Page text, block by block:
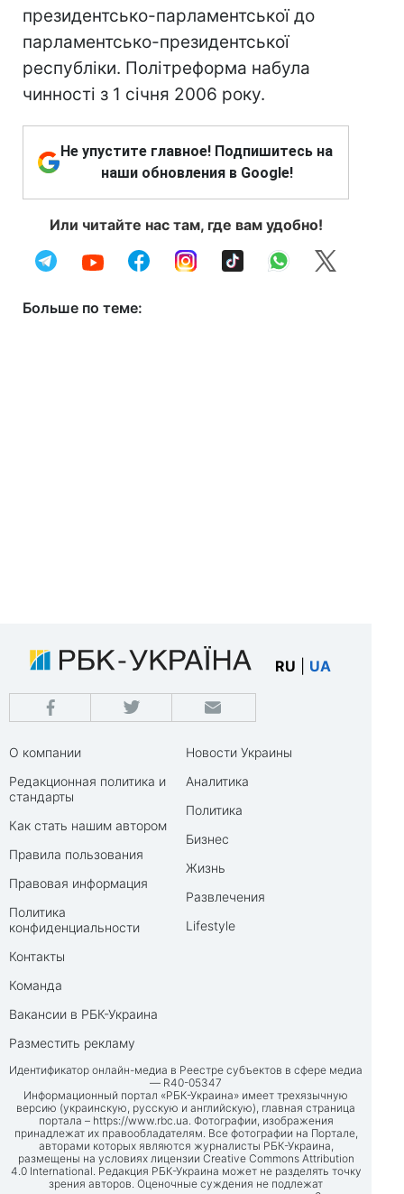
президентсько-парламентської до
парламентсько-президентської
республіки. Політреформа набула
чинності з 1 січня 2006 року.
Не упустите главное! Подпишитесь на
наши обновления в Google!
Или читайте нас там, где вам удобно!
Больше по теме:
RU UA
О компании
Редакционная политика и
стандарты
Как стать нашим автором
Правила пользования
Правовая информация
Политика
конфиденциальности
Контакты
Команда
Вакансии в РБК-Украина
Разместить рекламу
Новости Украины
Аналитика
Политика
Бизнес
Жизнь
Развлечения
Lifestyle
Идентификатор онлайн-медиа в Реестре субъектов в сфере медиа
— R40-05347
Информационный портал «РБК-Украина» имеет трехязычную
версию (украинскую, русскую и английскую), главная страница
портала – https://www.rbc.ua. Фотографии, изображения
принадлежат их правообладателям. Все фотографии на Портале,
авторами которых являются журналисты РБК-Украина,
размещены на условиях лицензии Creative Commons Attribution
4.0 International. Редакция РБК-Украина может не разделять точку
зрения авторов. Оценочные суждения не подлежат